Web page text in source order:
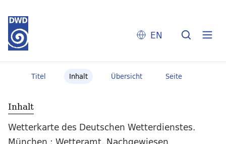
EN
Titel Inhalt Übersicht Seite
Inhalt
Wetterkarte des Deutschen Wetterdienstes.